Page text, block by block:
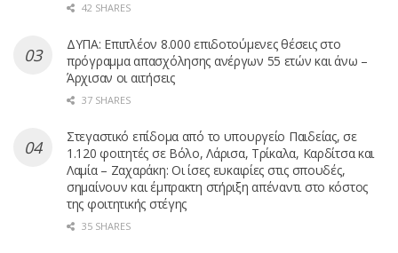
42 SHARES
ΔΥΠΑ: Επιπλέον 8.000 επιδοτούμενες θέσεις στο
πρόγραμμα απασχόλησης ανέργων 55 ετών και άνω –
Άρχισαν οι αιτήσεις
37 SHARES
Στεγαστικό επίδομα από το υπουργείο Παιδείας, σε
1.120 φοιτητές σε Βόλο, Λάρισα, Τρίκαλα, Καρδίτσα και
Λαμία – Ζαχαράκη: Οι ίσες ευκαιρίες στις σπουδές,
σημαίνουν και έμπρακτη στήριξη απέναντι στο κόστος
της φοιτητικής στέγης
35 SHARES